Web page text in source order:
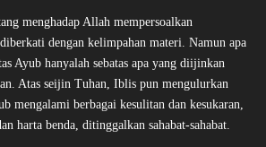
menghadap Allah mempersoalkan
dengan kelimpahan materi. Namun apa
Ayub hanyalah sebatas apa yang diijinkan
Atas seijin Tuhan, Iblis pun mengulurkan
mengalami berbagai kesulitan dan kesukaran,
harta benda, ditinggalkan sahabat-sahabat.